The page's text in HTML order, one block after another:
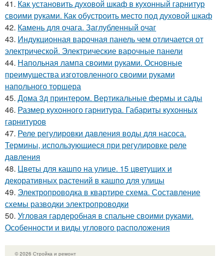
41. Как установить духовой шкаф в кухонный гарнитур
своими руками. Как обустроить место под духовой шкаф
42. Камень для очага. Заглубленный очаг
43. Индукционная варочная панель чем отличается от
электрической. Электрические варочные панели
44. Напольная лампа своими руками. Основные
преимущества изготовленного своими руками
напольного торшера
45. Дома 3д принтером. Вертикальные фермы и сады
46. Размер кухонного гарнитура. Габариты кухонных
гарнитуров
47. Реле регулировки давления воды для насоса.
Термины, использующиеся при регулировке реле
давления
48. Цветы для кашпо на улице. 15 цветущих и
декоративных растений в кашпо для улицы
49. Электропроводка в квартире схема. Составление
схемы разводки электропроводки
50. Угловая гардеробная в спальне своими руками.
Особенности и виды углового расположения
© 2026 Стройка и ремонт